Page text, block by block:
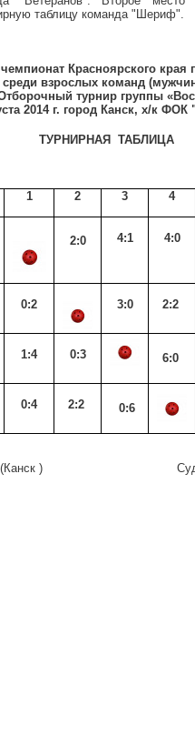
таблицу команда "Шериф".
Красноярского края
среди взрослых команд
турнир группы
2014 г. город Канск, х/к
ТУРНИРНАЯ ТАБЛИЦА
1 2 3 4
2:0 4:1 4:0
0:2 3:0 2:2
1:4 0:3 6:0
0:4 2:2 0:6
С.Р. (Канск )